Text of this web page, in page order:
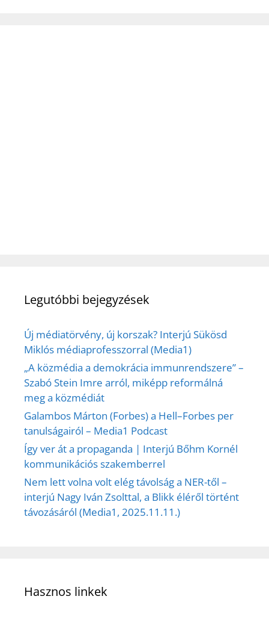
Legutóbbi bejegyzések
Új médiatörvény, új korszak? Interjú Sükösd
Miklós médiaprofesszorral (Media1)
„A közmédia a demokrácia immunrendszere” –
Szabó Stein Imre arról, miképp reformálná
meg a közmédiát
Galambos Márton (Forbes) a Hell–Forbes per
tanulságairól – Media1 Podcast
Így ver át a propaganda | Interjú Bőhm Kornél
kommunikációs szakemberrel
Nem lett volna volt elég távolság a NER-től –
interjú Nagy Iván Zsolttal, a Blikk éléről történt
távozásáról (Media1, 2025.11.11.)
Hasznos linkek